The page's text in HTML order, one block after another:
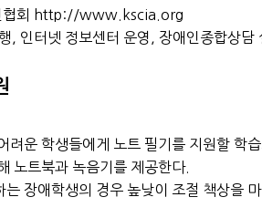
협회 http://www.kscia.org
, 인터넷 정보센터 운영, 장애인종합상담
려운 학생들에게 노트 필기를 지원할 학
노트북과 녹음기를 제공한다.
장애학생의 경우 높낮이 조절 책상을